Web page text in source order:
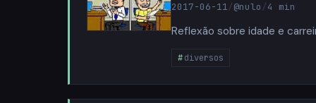
2017-06-11/@nulo /4 min
Reflexão sobre idade e
diversos